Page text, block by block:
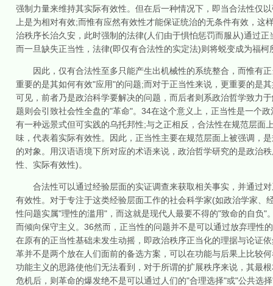
强制力量来维持其实际有效性。但在后一种情况下，即当合法性仅
上是为相对有效;而惟有应然有效性才能保证统治的无条件有效，
治秩序长治久安，此时强制的法律(人们由于惧怕惩罚而服从)通过
而一旦缺失正当性，法律(即仅有合法性的实定法)则将蜕变成为福
因此，仅有合法性至多只能产生出机械性的系统整合，而惟有正
重要的是其如何有效"应用"的问题;而对于正当性来说，更重要的是
可见，前者乃是政治科学要解决的问题，而后者则系政治哲学致力
题则会引致社会性全盘的"革命"。34在这个意义上，正当性是一个
有一种远景式但可实践的乌托邦性;与之正相反，合法性在规范层
味，代表着实际有效性。因此，正当性主要在规范层面上被强调，
的对象。用汉语语境下所对应的术语来说，政治哲学研究的是政治
性、实际有效性)。
合法性可以通过经验层面的实证调查来获取相关事实，并通过对
有效性。对于专注于这类经验层面工作的社会科学家(如政治学家
性问题实属"理性的滥用"，而这就是现代人最要不得的"致命的自负
而倾向保守主义。36然而，正当性的问题并不是可以通过放弃理性
在原有的正当性基础未发生动摇，即政治秩序正当化的理据与论证
革并不是两个放在人们面前的备选方案，可以在功能与后果上比较
功能主义的思路使他们无法看到，对于所谓的扩展秩序来说，其最
危机后，则革命的爆发绝不是可以通过人们的"合理选择"或"公共选